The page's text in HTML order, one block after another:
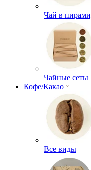
Чай в
Чайные сеты
Кофе/Какао
Все виды